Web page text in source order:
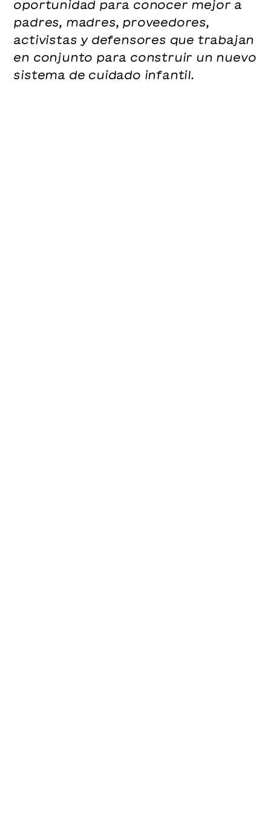
oportunidad para conocer mejor a
padres, madres, proveedores,
activistas y defensores que trabajan
en conjunto para construir un nuevo
sistema de cuidado infantil.